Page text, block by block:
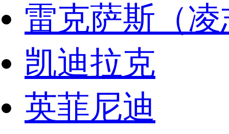
雷克萨斯（
凯迪拉克
英菲尼迪